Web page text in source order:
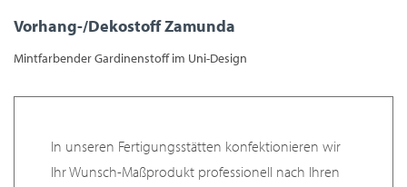
Vorhang-/Dekostoff Zamunda
Mintfarbender Gardinenstoff im Uni-Design
In unseren Fertigungsstätten konfektionieren wir
Ihr Wunsch-Maßprodukt professionell nach Ihren